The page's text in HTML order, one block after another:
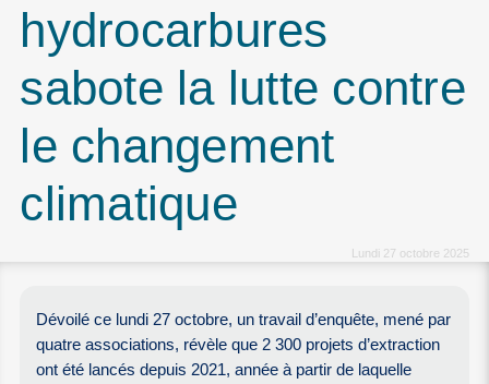
hydrocarbures
sabote la lutte contre
le changement
climatique
Lundi 27 octobre 2025
Dévoilé ce lundi 27 octobre, un travail d’enquête, mené par
quatre associations, révèle que 2 300 projets d’extraction
ont été lancés depuis 2021, année à partir de laquelle